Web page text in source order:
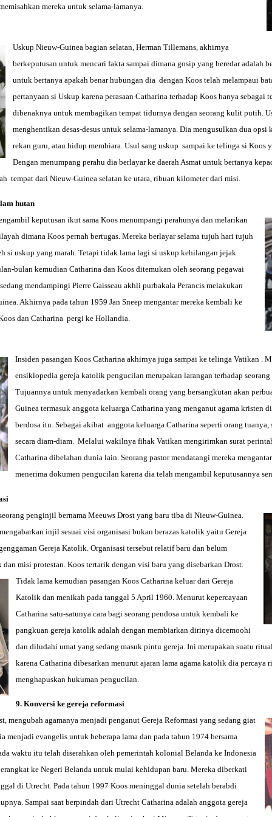
mereka untuk selama-lamanya.
Uskup Nieuw-Guinea bagian selatan, Herman Tillemans, akhirnya
berkeputusan untuk mencari fakta sampai dimana gosip yang beredar adalah
untuk bertanya apakah benar hubungan dia dengan Koos telah melampaui
pertanyaan si Uskup karena perasaan Catharina terhadap Koos hanya sebagai
dibenaknya untuk membagikan tempat tidurnya dengan seorang kulit putih.
menghentikan desas-desus untuk selama-lamanya. Dia mengusulkan dua opsi
rekan guru, atau hidup membiara. Usul sang uskup sampai ke telinga si Koos
Dengan menumpang perahu dia berlayar ke daerah Asmat untuk bertanya
tempat dari Nieuw-Guinea selatan ke utara, ribuan kilometer dari misi.
hutan
keputusan ikut sama Koos menumpangi perahunya dan melarikan
dimana Koos pernah bertugas. Mereka berlayar selama tujuh hari tujuh
si uskup yang marah. Tetapi tidak lama lagi si uskup kehilangan jejak
bulan kemudian Catharina dan Koos ditemukan oleh seorang pegawai
mendampingi Pierre Gaisseau akhli purbakala Perancis melakukan
Akhirnya pada tahun 1959 Jan Sneep mengantar mereka kembali ke
dan Catharina pergi ke Hollandia.
Insiden pasangan Koos Catharina akhirnya juga sampai ke telinga Vatikan .
ensiklopedia gereja katolik pengucilan merupakan larangan terhadap
Tujuannya untuk menyadarkan kembali orang yang bersangkutan akan
Guinea termasuk anggota keluarga Catharina yang menganut agama kristen
berdosa itu. Sebagai akibat anggota keluarga Catharina seperti orang tuanya,
secara diam-diam. Melalui wakilnya fihak Vatikan mengirimkan surat
Catharina dibelahan dunia lain. Seorang pastor mendatangi mereka
menerima dokumen pengucilan karena dia telah mengambil keputusannya
penginjil bernama Meeuws Drost yang baru tiba di Nieuw-Guinea.
injil sesuai visi organisasi bukan berazas katolik yaitu Gereja
Gereja Katolik. Organisasi tersebut relatif baru dan belum
misi protestan. Koos tertarik dengan visi baru yang disebarkan Drost.
Tidak lama kemudian pasangan Koos Catharina keluar dari Gereja
Katolik dan menikah pada tanggal 5 April 1960. Menurut kepercayaan
Catharina satu-satunya cara bagi seorang pendosa untuk kembali ke
pangkuan gereja katolik adalah dengan membiarkan dirinya dicemoohi
dan diludahi umat yang sedang masuk pintu gereja. Ini merupakan suatu
karena Catharina dibesarkan menurut ajaran lama agama katolik dia percaya
menghapuskan hukuman pengucilan.
9. Konversi ke gereja reformasi
mengubah agamanya menjadi penganut Gereja Reformasi yang sedang giat
menjadi evangelis untuk beberapa lama dan pada tahun 1974 bersama
waktu itu telah diserahkan oleh pemerintah kolonial Belanda ke Indonesia
ke Negeri Belanda untuk mulai kehidupan baru. Mereka diberkati
di Utrecht. Pada tahun 1997 Koos meninggal dunia setelah berabdi
Sampai saat berpindah dari Utrecht Catharina adalah anggota gereja